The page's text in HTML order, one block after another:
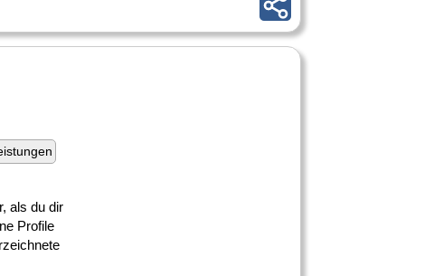
als du dir
Profile